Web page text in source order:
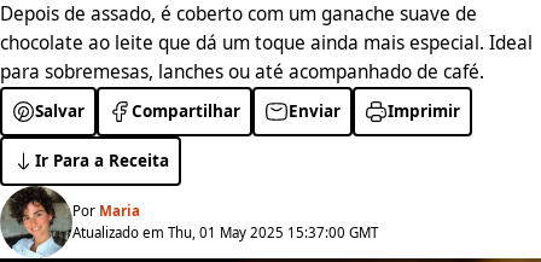
Depois de assado, é coberto com um ganache suave de
chocolate ao leite que dá um toque ainda mais especial. Ideal
para sobremesas, lanches ou até acompanhado de café.
Salvar Compartilhar Enviar Imprimir
Ir Para a Receita
Por Maria
Atualizado em Thu, 01 May 2025 15:37:00 GMT